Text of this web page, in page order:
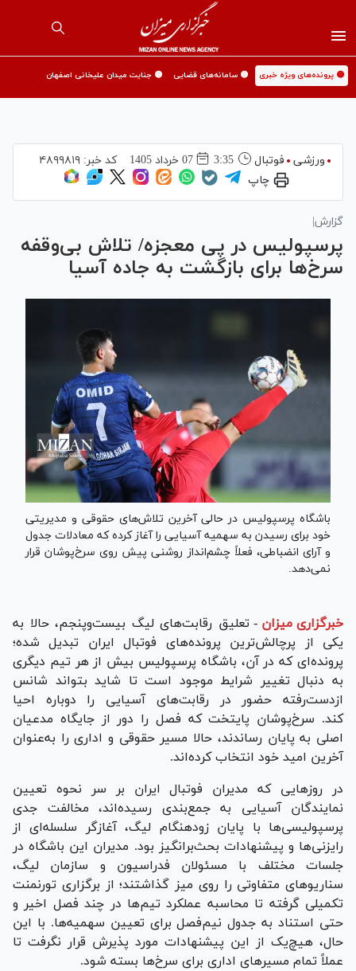
🟡 پرونده‌های ویژه خبری 🟡 سامانه‌های قضایی 🟡 جنایت میدان علیخانی اصفهان
ورزشی فوتبال 3:35 07 خرداد 1405 کد خبر:۴۸۹۹۸۱۹
چاپ
گزارش|
پرسپولیس در پی معجزه/ تلاش بی‌وقفه
سرخ‌ها برای بازگشت به جاده آسیا
باشگاه پرسپولیس در حالی آخرین تلاش‌های حقوقی و مدیریتی
خود برای رسیدن به سهمیه آسیایی را آغاز کرده که معادلات جدول
و آرای انضباطی، فعلاً چشم‌انداز روشنی پیش روی سرخ‌پوشان قرار
نمی‌دهد.
خبرگزاری میزان - تعلیق رقابت‌های لیگ بیست‌وپنجم، حالا به
یکی از پرچالش‌ترین پرونده‌های فوتبال ایران تبدیل شده؛
پرونده‌ای که در آن، باشگاه پرسپولیس بیش از هر تیم دیگری
به دنبال تغییر شرایط موجود است تا شاید بتواند شانس
از‌دست‌رفته حضور در رقابت‌های آسیایی را دوباره احیا
کند. سرخ‌پوشان پایتخت که فصل را دور از جایگاه مدعیان
اصلی به پایان رساندند، حالا مسیر حقوقی و اداری را به‌عنوان
آخرین امید خود انتخاب کرده‌اند.
در روز‌هایی که مدیران فوتبال ایران بر سر نحوه تعیین
نمایندگان آسیایی به جمع‌بندی رسیده‌اند، مخالفت جدی
پرسپولیسی‌ها با پایان زودهنگام لیگ، آغازگر سلسله‌ای از
رایزنی‌ها و پیشنهادات بحث‌برانگیز بود. مدیران این باشگاه در
جلسات مختلف با مسئولان فدراسیون و سازمان لیگ،
سناریو‌های متفاوتی را روی میز گذاشتند؛ از برگزاری تورنمنت
تکمیلی گرفته تا محاسبه عملکرد تیم‌ها در چند فصل اخیر و
حتی استناد به جدول نیم‌فصل برای تعیین سهمیه‌ها. با این
حال، هیچ‌یک از این پیشنهادات مورد پذیرش قرار نگرفت تا
عملاً تمام مسیر‌های اداری برای سرخ‌ها بسته شود.